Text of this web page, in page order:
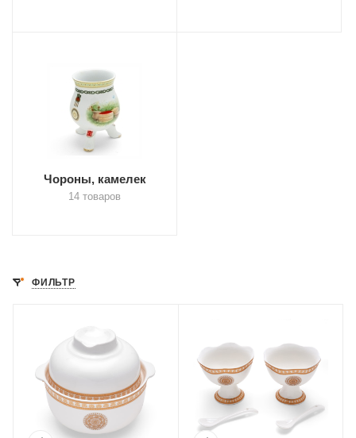
Чороны, камелек
14 товаров
ФИЛЬТР